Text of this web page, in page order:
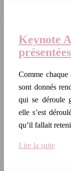
Keynote
Comme chaque
sont donnés
qui se déroule
elle s’est
qu’il fallait
Lire la suite